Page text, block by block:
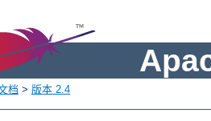
档 > 版本 2.4